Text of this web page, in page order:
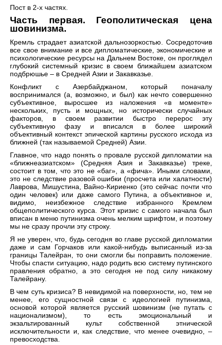
Пост в 2-х частях.
Часть первая. Геополитическая цена
шовинизма.
Кремль страдает азиатской дальнозоркостью. Сосредоточив
все свое внимание и все дипломатические, экономические и
психологические ресурсы на Дальнем Востоке, он проглядел
глубокий системный кризис в своем ближайшем азиатском
подбрюшье – в Средней Азии и Закавказье.
Конфликт с Азербайджаном, который поначалу
воспринимался (а, возможно, и был) как нечто совершенно
субъективное, выросшее из наложения «в моменте»
нескольких, пусть и мощных, но исторически случайных
факторов, в своем развитии быстро перерос эту
субъективную фазу и вписался в более широкий
объективный контекст эпической картины русского исхода из
ближней (так называемой Средней) Азии.
Главное, что надо понять о провале русской дипломатии на
«ближнеазиатском» (Средняя Азия и Закавказье) треке,
состоит в том, что это не «баг», а «фича». Иными словами,
это не следствие разовой ошибки (просчета или халатности)
Лаврова, Мишустина, Вайно-Кириенко (это сейчас почти что
один человек) или даже самого Путина, а объективное и,
видимо, неизбежное следствие избранного Кремлем
общеполитического курса. Этот кризис с самого начала был
вписан в меню путинизма очень мелким шрифтом, и поэтому
мы не сразу прочли эту строку.
Я не уверен, что, будь сегодня во главе русской дипломатии
даже и сам Горчаков или какой-нибудь выписанный из-за
границы Талейран, то они смогли бы поправить положение.
Чтобы спасти ситуацию, надо родить всю систему путинского
правления обратно, а это сегодня не под силу никакому
Талейрану.
В чем суть кризиса? В невидимой на поверхности, но, тем не
менее, его сущностной связи с идеологией путинизма,
основой которой является русский шовинизм (не путать с
национализмом), то есть эмоциональный и
экзальтированный культ собственной этнической
исключительности и, как следствие, что менее очевидно, –
превосходства.